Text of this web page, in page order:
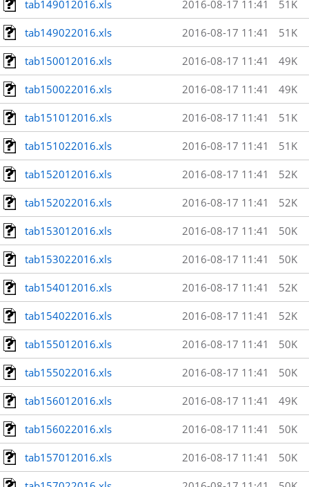
tab149012016.xls 2016-08-17 11:41 51K
tab149022016.xls 2016-08-17 11:41 51K
tab150012016.xls 2016-08-17 11:41 49K
tab150022016.xls 2016-08-17 11:41 49K
tab151012016.xls 2016-08-17 11:41 51K
tab151022016.xls 2016-08-17 11:41 51K
tab152012016.xls 2016-08-17 11:41 52K
tab152022016.xls 2016-08-17 11:41 52K
tab153012016.xls 2016-08-17 11:41 50K
tab153022016.xls 2016-08-17 11:41 50K
tab154012016.xls 2016-08-17 11:41 52K
tab154022016.xls 2016-08-17 11:41 52K
tab155012016.xls 2016-08-17 11:41 50K
tab155022016.xls 2016-08-17 11:41 50K
tab156012016.xls 2016-08-17 11:41 49K
tab156022016.xls 2016-08-17 11:41 50K
tab157012016.xls 2016-08-17 11:41 50K